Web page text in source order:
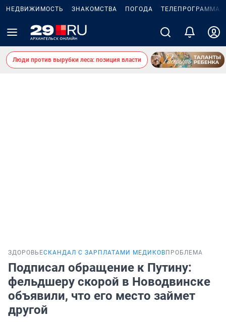
НЕДВИЖИМОСТЬ ЗНАКОМСТВА ПОГОДА ТЕЛЕПРОГРАММА
Люди против вырубки леса: позиция власти
ЗДОРОВЬЕСКАНДАЛ С ЗАРПЛАТАМИ МЕДИКОВ ПРОБЛЕМА
Подписал обращение к Путину:
фельдшеру скорой в Новодвинске
объявили, что его место займет
другой